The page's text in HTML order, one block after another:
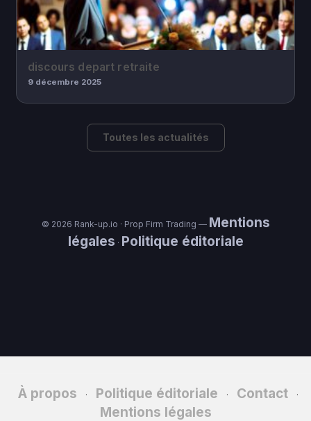
discours depart retraite
9 décembre 2025
Toutes les actualités
© 2026 Rank-up.io · Prop Firm Trading — Mentions
légales · Politique éditoriale
À propos · Politique éditoriale · Contact ·
Mentions légales